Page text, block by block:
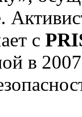
с
в